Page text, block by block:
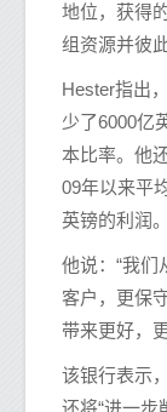
地位，获得
组资源并彼
Hester指出
少了6000亿
本比率。他
09年以来平
英镑的利润。
他说：“我们
客户，更保
带来更好，
该银行表示